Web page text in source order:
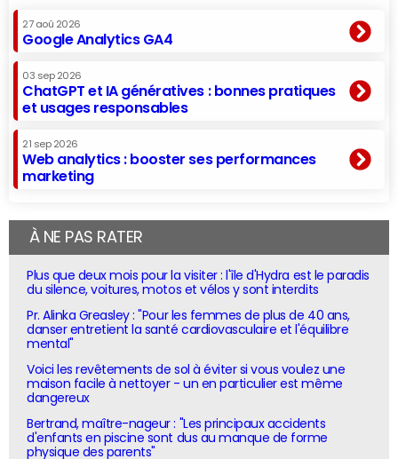
27 aoû 2026
Google Analytics GA4
03 sep 2026
ChatGPT et IA génératives : bonnes pratiques
et usages responsables
21 sep 2026
Web analytics : booster ses performances
marketing
À NE PAS RATER
Plus que deux mois pour la visiter : l'île d'Hydra est le paradis
du silence, voitures, motos et vélos y sont interdits
Pr. Alinka Greasley : "Pour les femmes de plus de 40 ans,
danser entretient la santé cardiovasculaire et l'équilibre
mental"
Voici les revêtements de sol à éviter si vous voulez une
maison facile à nettoyer - un en particulier est même
dangereux
Bertrand, maître-nageur : "Les principaux accidents
d'enfants en piscine sont dus au manque de forme
physique des parents"